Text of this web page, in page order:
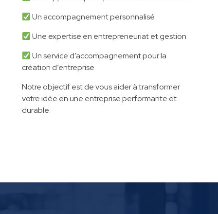
Un accompagnement personnalisé
Une expertise en entrepreneuriat et gestion
Un service d’accompagnement pour la
création d’entreprise
Notre objectif est de vous aider à transformer
votre idée en une entreprise performante et
durable.